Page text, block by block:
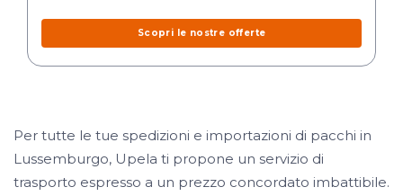
Scopri le nostre offerte
Per tutte le tue spedizioni e importazioni di pacchi in
Lussemburgo, Upela ti propone un servizio di
trasporto espresso a un prezzo concordato imbattibile.